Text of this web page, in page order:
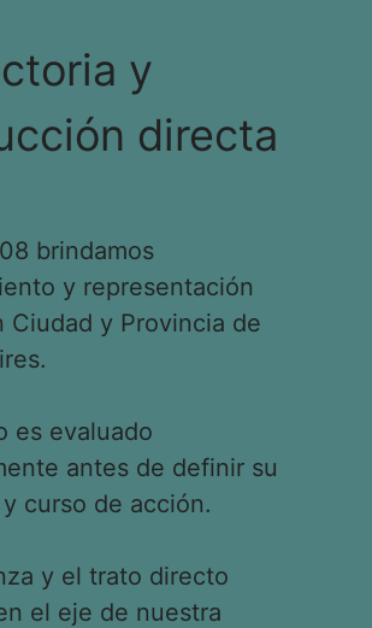
y
directa
brindamos
y representación
Ciudad y Provincia de
es evaluado
antes de definir su
curso de acción.
y el trato directo
el eje de nuestra